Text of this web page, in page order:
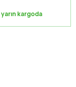
yarın kargoda